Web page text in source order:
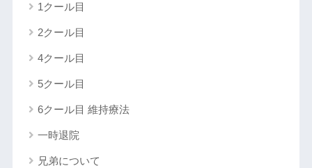
1クール目
2クール目
4クール目
5クール目
6クール目 維持療法
一時退院
兄弟について